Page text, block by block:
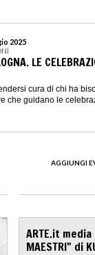
2025
LE
cura di chi ha
che guidano le
AGGIUNGI
ARTE.it
MAESTRI" di